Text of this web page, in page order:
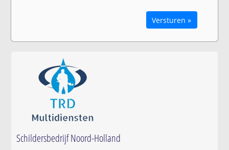
Versturen »
Schildersbedrijf Noord-Holland